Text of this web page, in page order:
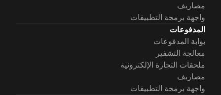
مصاريف
واجهة برمجة التطبيقات
المدفوعات
بوابة المدفوعات
معالجة التشفير
ملحقات التجارة الإلكترونية
مصاريف
واجهة برمجة التطبيقات